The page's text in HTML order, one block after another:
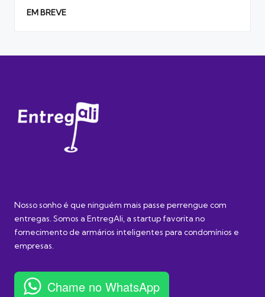
EM BREVE
Nosso sonho é que ninguém mais passe perrengue com
entregas. Somos a EntregAli, a startup favorita no
fornecimento de armários inteligentes para condomínios e
empresas.
Chame no WhatsApp